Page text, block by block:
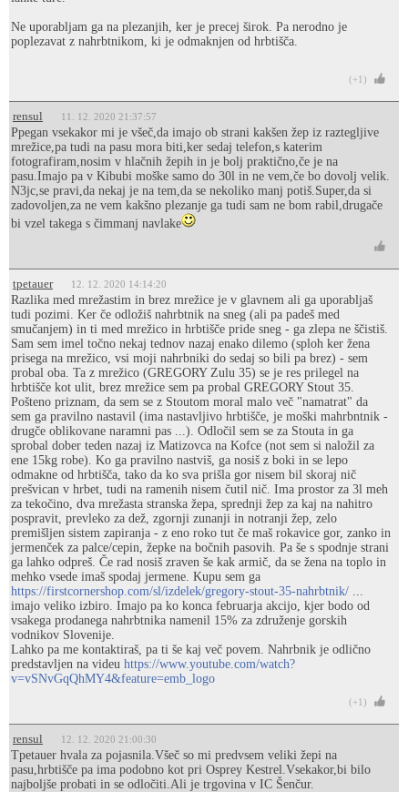
Ne uporabljam ga na plezanjih, ker je precej širok. Pa nerodno je
poplezavat z nahrbtnikom, ki je odmaknjen od hrbtišča.
(+1)
rensul 11. 12. 2020 21:37:57
Ppegan vsekakor mi je všeč,da imajo ob strani kakšen žep iz raztegljive
mrežice,pa tudi na pasu mora biti,ker sedaj telefon,s katerim
fotografiram,nosim v hlačnih žepih in je bolj praktično,če je na
pasu.Imajo pa v Kibubi moške samo do 30l in ne vem,če bo dovolj velik.
N3jc,se pravi,da nekaj je na tem,da se nekoliko manj potiš.Super,da si
zadovoljen,za ne vem kakšno plezanje ga tudi sam ne bom rabil,drugače
bi vzel takega s čimmanj navlake
tpetauer 12. 12. 2020 14:14:20
Razlika med mrežastim in brez mrežice je v glavnem ali ga uporabljaš
tudi pozimi. Ker če odložiš nahrbtnik na sneg (ali pa padeš med
smučanjem) in ti med mrežico in hrbtišče pride sneg - ga zlepa ne ščistiš.
Sam sem imel točno nekaj tednov nazaj enako dilemo (sploh ker žena
prisega na mrežico, vsi moji nahrbniki do sedaj so bili pa brez) - sem
probal oba. Ta z mrežico (GREGORY Zulu 35) se je res prilegel na
hrbtišče kot ulit, brez mrežice sem pa probal GREGORY Stout 35.
Pošteno priznam, da sem se z Stoutom moral malo več "namatrat" da
sem ga pravilno nastavil (ima nastavljivo hrbtišče, je moški mahrbntnik -
drugče oblikovane naramni pas ...). Odločil sem se za Stouta in ga
sprobal dober teden nazaj iz Matizovca na Kofce (not sem si naložil za
ene 15kg robe). Ko ga pravilno nastviš, ga nosiš z boki in se lepo
odmakne od hrbtišča, tako da ko sva prišla gor nisem bil skoraj nič
prešvican v hrbet, tudi na ramenih nisem čutil nič. Ima prostor za 3l meh
za tekočino, dva mrežasta stranska žepa, sprednji žep za kaj na nahitro
pospravit, prevleko za dež, zgornji zunanji in notranji žep, zelo
premišljen sistem zapiranja - z eno roko tut če maš rokavice gor, zanko in
jermenček za palce/cepin, žepke na bočnih pasovih. Pa še s spodnje strani
ga lahko odpreš. Če rad nosiš zraven še kak armič, da se žena na toplo in
mehko vsede imaš spodaj jermene. Kupu sem ga
https://firstcornershop.com/sl/izdelek/gregory-stout-35-nahrbtnik/ ...
imajo veliko izbiro. Imajo pa ko konca februarja akcijo, kjer bodo od
vsakega prodanega nahrbtnika namenil 15% za združenje gorskih
vodnikov Slovenije.
Lahko pa me kontaktiraš, pa ti še kaj več povem. Nahrbnik je odlično
predstavljen na videu https://www.youtube.com/watch?
v=vSNvGqQhMY4&feature=emb_logo
(+1)
rensul 12. 12. 2020 21:00:30
Tpetauer hvala za pojasnila.Všeč so mi predvsem veliki žepi na
pasu,hrbtišče pa ima podobno kot pri Osprey Kestrel.Vsekakor,bi bilo
najboljše probati in se odločiti.Ali je trgovina v IC Šenčur.